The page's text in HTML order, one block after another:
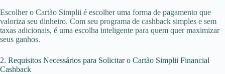
Escolher o Cartão Simplii é escolher uma forma de pagamento que
valoriza seu dinheiro. Com seu programa de cashback simples e sem
taxas adicionais, é uma escolha inteligente para quem quer maximizar
seus ganhos.
2. Requisitos Necessários para Solicitar o Cartão Simplii Financial
Cashback